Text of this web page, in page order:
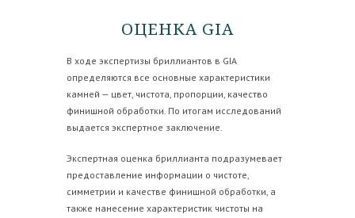
ОЦЕНКА GIA
В ходе экспертизы бриллиантов в GIA
определяются все основные характеристики
камней — цвет, чистота, пропорции, качество
финишной обработки. По итогам исследований
выдается экспертное заключение.
Экспертная оценка бриллианта подразумевает
предоставление информации о чистоте,
симметрии и качестве финишной обработки, а
также нанесение характеристик чистоты на